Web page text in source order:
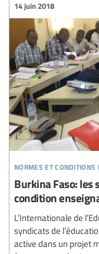
normes et
14 juin 2018
Burkina Faso: les
condition
L’Internationale de
syndicats de
active dans un projet